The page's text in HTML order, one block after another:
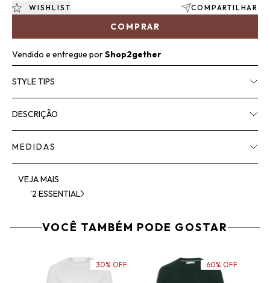
COMPRAR
WISHLIST COMPARTILHAR
Vendido e entregue porShop2gether
STYLE TIPS
DESCRIÇÃO
MEDIDAS
VEJA MAIS
'2 ESSENTIAL
VOCÊ TAMBÉM PODE GOSTAR
30% OFF 60% OFF